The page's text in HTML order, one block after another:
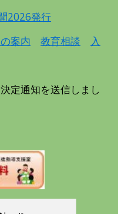
2026発行
案内 教育相談
入
定通知を送信しまし